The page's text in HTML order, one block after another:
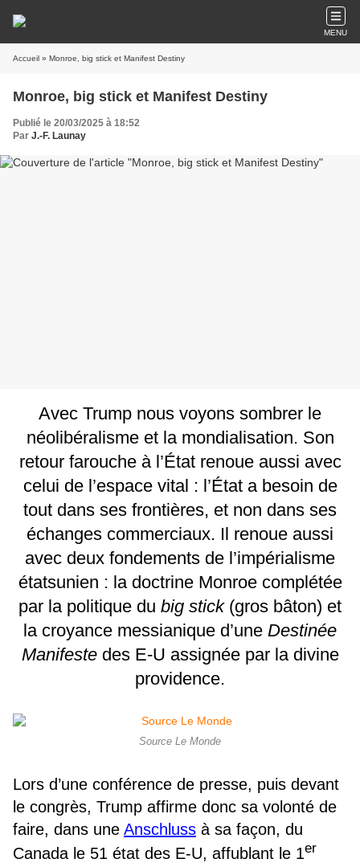
MENU
Accueil » Monroe, big stick et Manifest Destiny
Monroe, big stick et Manifest Destiny
Publié le 20/03/2025 à 18:52
Par J.-F. Launay
Avec Trump nous voyons sombrer le
néolibéralisme et la mondialisation. Son
retour farouche à l’État renoue aussi avec
celui de l’espace vital : l’État a besoin de
tout dans ses frontières, et non dans ses
échanges commerciaux. Il renoue aussi
avec deux fondements de l’impérialisme
étatsunien : la doctrine Monroe complétée
par la politique du big stick(gros bâton) et
la croyance messianique d’une Destinée
Manifestedes E-U assignée par la divine
providence.
Source Le Monde
Lors d’une conférence de presse, puis devant
le congrès, Trump affirme donc sa volonté de
faire, dans une Anschluss à sa façon, du
Canada le 51 état des E-U, affublant le 1er